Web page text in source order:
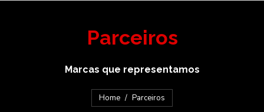
Parceiros
Marcas que representamos
You are here:
Home Parceiros